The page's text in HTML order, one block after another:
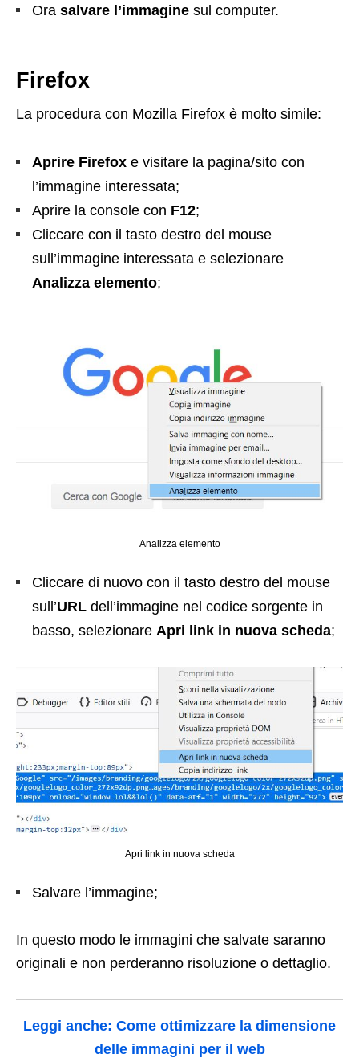
Ora salvare l’immagine sul computer.
Firefox
La procedura con Mozilla Firefox è molto simile:
Aprire Firefox e visitare la pagina/sito con
l’immagine interessata;
Aprire la console con F12;
Cliccare con il tasto destro del mouse
sull’immagine interessata e selezionare
Analizza elemento;
Analizza elemento
Cliccare di nuovo con il tasto destro del mouse
sull’URL dell’immagine nel codice sorgente in
basso, selezionare Apri link in nuova scheda;
Apri link in nuova scheda
Salvare l’immagine;
In questo modo le immagini che salvate saranno
originali e non perderanno risoluzione o dettaglio.
Leggi anche: Come ottimizzare la dimensione
delle immagini per il web